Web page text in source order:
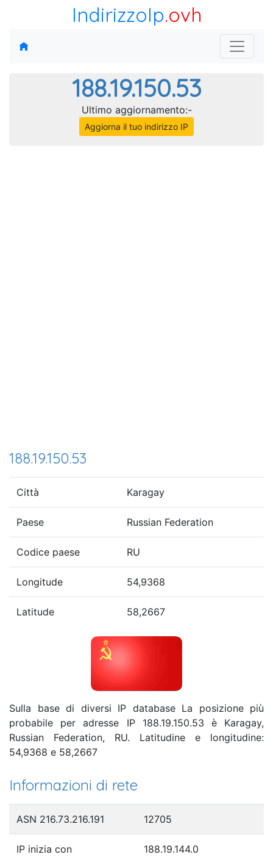
IndirizzoIp.ovh
188.19.150.53
Ultimo aggiornamento:-
Aggiorna il tuo indirizzo IP
188.19.150.53
Città Karagay
Paese Russian Federation
Codice paese RU
Longitude 54,9368
Latitude 58,2667
Sulla base di diversi IP database La posizione più
probabile per adresse IP 188.19.150.53 è Karagay,
Russian Federation, RU. Latitudine e longitudine:
54,9368 e 58,2667
Informazioni di rete
ASN 216.73.216.191 12705
IP inizia con 188.19.144.0